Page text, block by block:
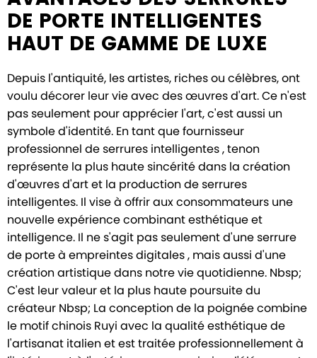
DE PORTE INTELLIGENTES
HAUT DE GAMME DE LUXE
Depuis l'antiquité, les artistes, riches ou célèbres, ont
voulu décorer leur vie avec des œuvres d'art. Ce n'est
pas seulement pour apprécier l'art, c'est aussi un
symbole d'identité. En tant que fournisseur
professionnel de serrures intelligentes, tenon
représente la plus haute sincérité dans la création
d'œuvres d'art et la production de serrures
intelligentes. Il vise à offrir aux consommateurs une
nouvelle expérience combinant esthétique et
intelligence. Il ne s'agit pas seulement d'une serrure
de porte à empreintes digitales, mais aussi d'une
création artistique dans notre vie quotidienne. Nbsp;
C'est leur valeur et la plus haute poursuite du
créateur Nbsp; La conception de la poignéecombine
le motif chinois Ruyi avec la qualité esthétique de
l'artisanat italien et est traitée professionnellement à